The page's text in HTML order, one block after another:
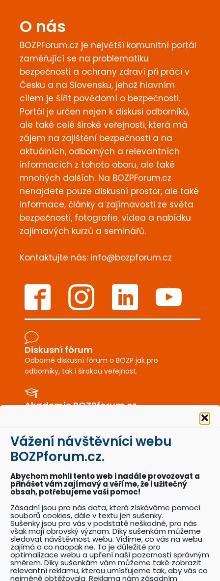
Vážení návštěvníci webu
BOZPforum.cz.
Abychom mohli tento web i nadále provozovat a
přinášet vám zajímavý a věříme, že i užitečný
obsah, potřebujeme vaši pomoc!
Zásadní jsou pro nás data, která získáváme pomocí
souborů cookies, dále v textu jen sušenky.
Sušenky jsou pro vás v podstatě neškodné, pro nás
však mají obrovský význam. Díky sušenkám můžeme
sledovat návštěvnost webu. Vidíme, co vás na webu
zajímá a co naopak ne. To je důležité pro
optimalizace webu a upření naší pozornosti správným
směrem. Díky sušenkám vám můžeme také zobrazit
relevantní reklamu, kterou umísťujeme tak, aby vás co
nejméně obtěžovala. Reklama nám zásadním
O nás
BOZPForum.cz je největší komunitní portál
zaměřující se na problematiku
bezpečnosti a ochrany zdraví při práci v
Česku a na Slovensku, jehož hlavním
cílem je šířit povědomí o bezpečnosti.
Portál je určen nejen k diskusi odborníků,
ale také celé široké veřejnosti, která má
zájem na zajištění bezpečnosti a na
aktuálních, odborných a relevantních
informacích z tohoto oboru, ale také
mnohých dalších. Na BOZPForum.cz
nenajdete pouze diskusní prostor, ale také
informace, články a zajímavosti ze světa
bezpečnosti, fotografie, videa a nabídku
zajímavých kurzů a seminářů.
Diskusní fórum
Odborné diskusní fórum o BOZP jak pro
odborníky, tak i širokou veřejnost.
Akademie BOZPforum.cz
Unikátní e-learning školení a kurzy zaměřené na
BOZPkestazeni.cz
Desítky profesionálně připravených vzorových
dokumentů a posterů BOZP a PO.
Akce BOZPforum.cz
Přehled pořádaných akcí se zaměřením na
problematiku BOZP.
Katalog odborníků BOZP
Přehledný katalog odborníků pracujících v